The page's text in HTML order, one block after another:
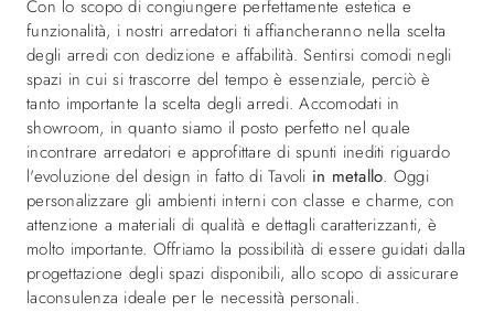
Con lo scopo di congiungere perfettamente estetica e
funzionalità, i nostri arredatori ti affiancheranno nella scelta
degli arredi con dedizione e affabilità. Sentirsi comodi negli
spazi in cui si trascorre del tempo è essenziale, perciò è
tanto importante la scelta degli arredi. Accomodati in
showroom, in quanto siamo il posto perfetto nel quale
incontrare arredatori e approfittare di spunti inediti riguardo
l'evoluzione del design in fatto di Tavoli in metallo. Oggi
personalizzare gli ambienti interni con classe e charme, con
attenzione a materiali di qualità e dettagli caratterizzanti, è
molto importante. Offriamo la possibilità di essere guidati dalla
progettazione degli spazi disponibili, allo scopo di assicurare
laconsulenza ideale per le necessità personali.